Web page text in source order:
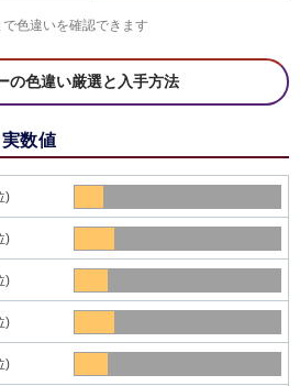
色違いを確認できます
の色違い厳選と入手方法
数値
)
)
)
)
)